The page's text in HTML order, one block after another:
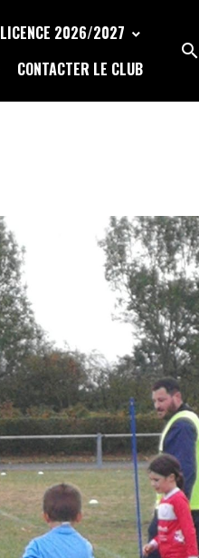
LICENCE 2026/2027
CONTACTER LE CLUB